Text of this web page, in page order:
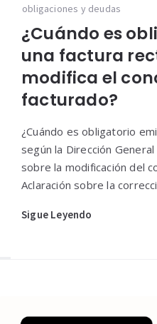
obligaciones y deudas
¿Cuándo es
una factura
modifica el
facturado?
¿Cuándo es obligatorio
según la Dirección
sobre la modificación del
Aclaración sobre la
Sigue Leyendo